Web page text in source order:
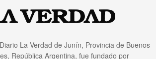
La Verdad de Junín, Provincia de Buenos
República Argentina, fue fundado por